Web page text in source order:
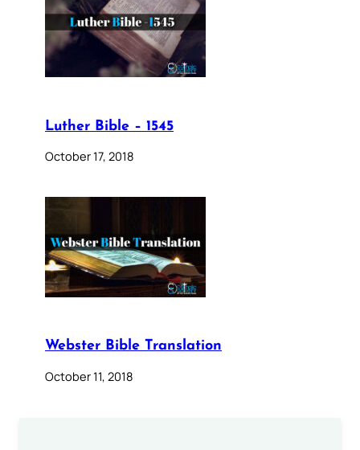
Luther Bible – 1545
October 17, 2018
Webster Bible Translation
October 11, 2018